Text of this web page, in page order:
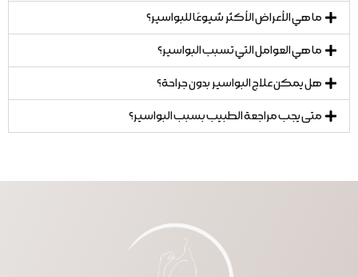
ما هي الأعراض الأكثر شيوعًا للبواسير؟
ما هي العوامل التي تسبب البواسير؟
هل يمكن علاج البواسير بدون جراحة؟
متى يجب مراجعة الطبيب بسبب البواسير؟